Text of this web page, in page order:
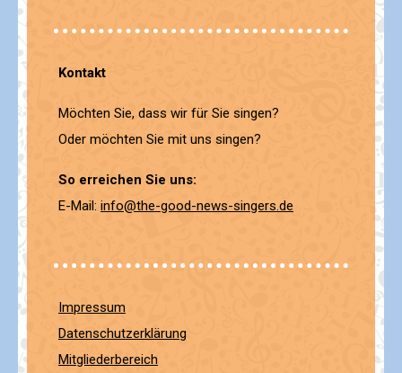
Kontakt
Möchten Sie, dass wir für Sie singen?
Oder möchten Sie mit uns singen?
So erreichen Sie uns:
E-Mail: info@the-good-news-singers.de
Impressum
Datenschutzerklärung
Mitgliederbereich